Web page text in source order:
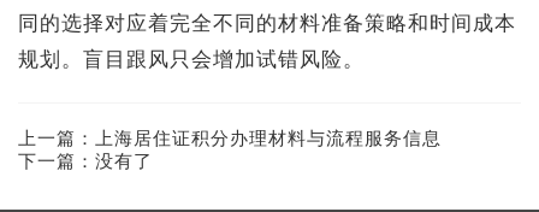
同的选择对应着完全不同的材料准备策略和时间成本
规划。盲目跟风只会增加试错风险。
上一篇：
上海居住证积分办理材料与流程服务信息
下一篇：没有了